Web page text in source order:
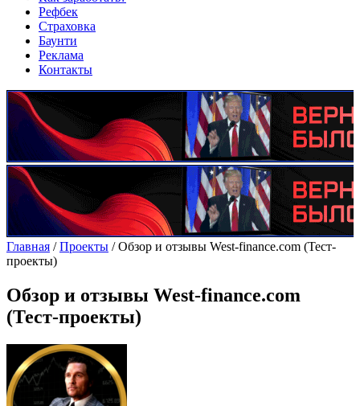
Рефбек
Страховка
Баунти
Реклама
Контакты
Главная /Проекты /Обзор и отзывы West-finance.com (Тест-
проекты)
Обзор и отзывы West-finance.com
(Тест-проекты)